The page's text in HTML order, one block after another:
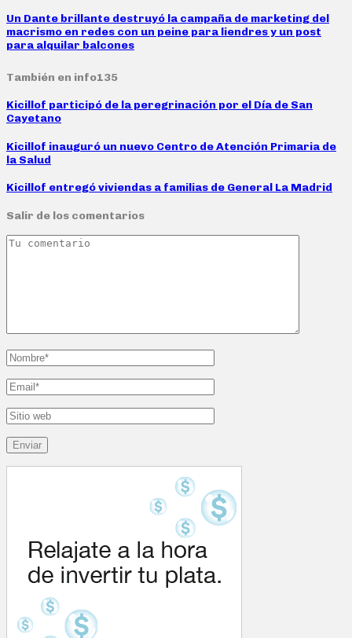
Un Dante brillante destruyó la campaña de marketing del
macrismo en redes con un peine para liendres y un post
para alquilar balcones
También en info135
Kicillof participó de la peregrinación por el Día de San
Cayetano
Kicillof inauguró un nuevo Centro de Atención Primaria de
la Salud
Kicillof entregó viviendas a familias de General La Madrid
Salir de los comentarios